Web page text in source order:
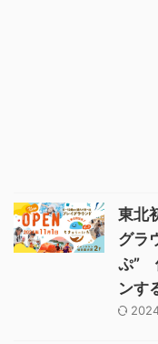
東北
グラ
ぷ”
ンす